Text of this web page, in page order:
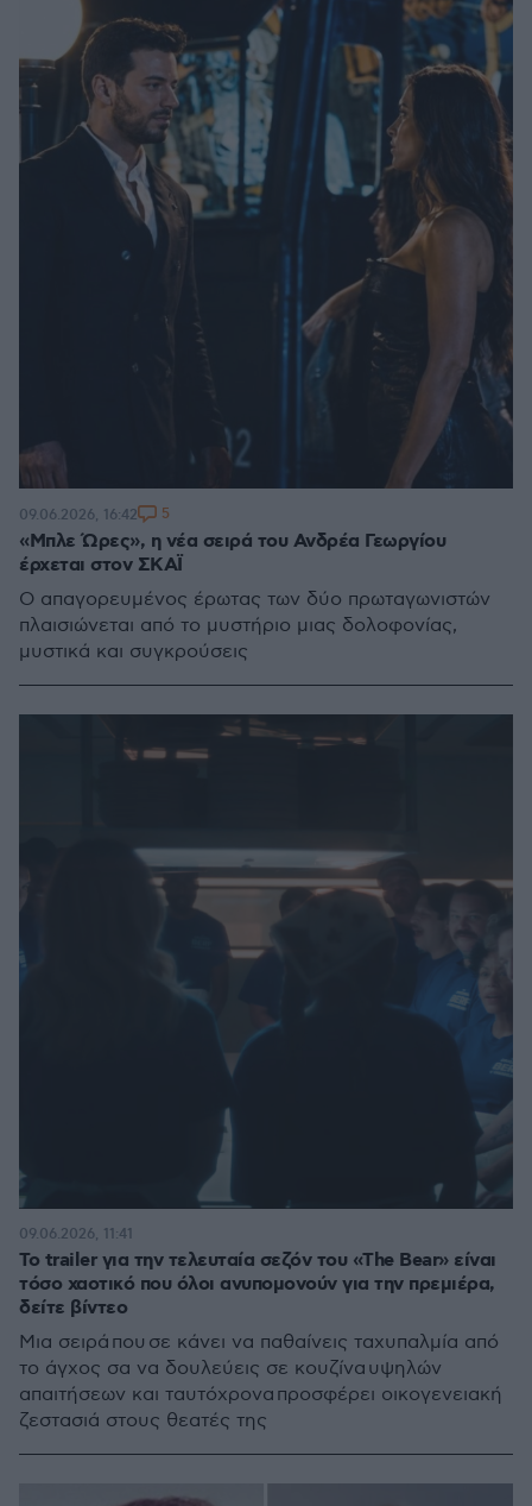
«Μπλε Ώρες», η νέα σειρά του Ανδρέα Γεωργίου
έρχεται στον ΣΚΑΪ
Ο απαγορευμένος έρωτας των δύο πρωταγωνιστών
πλαισιώνεται από το μυστήριο μιας δολοφονίας,
μυστικά και συγκρούσεις
09.06.2026, 16:42 5
Το trailer για την τελευταία σεζόν του «The Bear» είναι
τόσο χαοτικό που όλοι ανυπομονούν για την πρεμιέρα,
δείτε βίντεο
Μια σειρά που σε κάνει να παθαίνεις ταχυπαλμία από
το άγχος σα να δουλεύεις σε κουζίνα υψηλών
απαιτήσεων και ταυτόχρονα προσφέρει οικογενειακή
ζεστασιά στους θεατές της
09.06.2026, 11:41